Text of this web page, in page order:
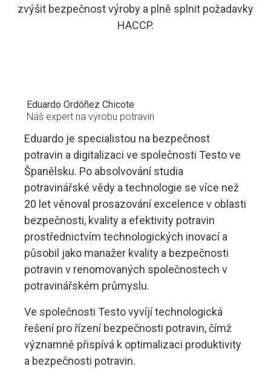
zvýšit bezpečnost výroby a plně splnit požadavky
HACCP.
Eduardo Ordóñez Chicote
Náš expert na výrobu potravin
Eduardo je specialistou na bezpečnost
potravin a digitalizaci ve společnosti Testo ve
Španělsku. Po absolvování studia
potravinářské vědy a technologie se více než
20 let věnoval prosazování excelence v oblasti
bezpečnosti, kvality a efektivity potravin
prostřednictvím technologických inovací a
působil jako manažer kvality a bezpečnosti
potravin v renomovaných společnostech v
potravinářském průmyslu.
Ve společnosti Testo vyvíjí technologická
řešení pro řízení bezpečnosti potravin, čímž
významně přispívá k optimalizaci produktivity
a bezpečnosti potravin.